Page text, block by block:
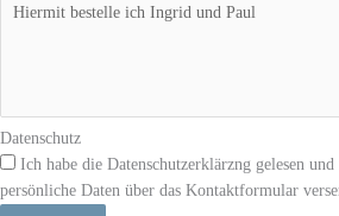
Datenschutz
Ich habe die Datenschutzerklärzng gelesen
persönliche Daten über das Kontaktformular